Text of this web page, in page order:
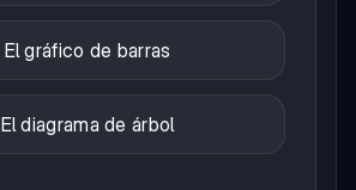
El gráfico de barras
El diagrama de árbol